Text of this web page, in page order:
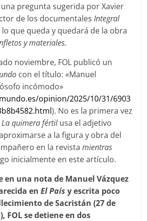
pregunta sugerida por Xavier
de los documentales Integral
lo que queda y quedará de la obra
y materiales.
noviembre, FOL publicó un
con el título: «Manuel
incómodo»
opinion/2025/10/31/6903
). No es la primera vez
La quimera fértilusa el adjetivo
a la figura y obra del
en la revistamientras
inicialmente en este artículo.
en una nota de Manuel Vázquez
enEl País y escrita poco
de Sacristán (27 de
FOL se detiene en dos